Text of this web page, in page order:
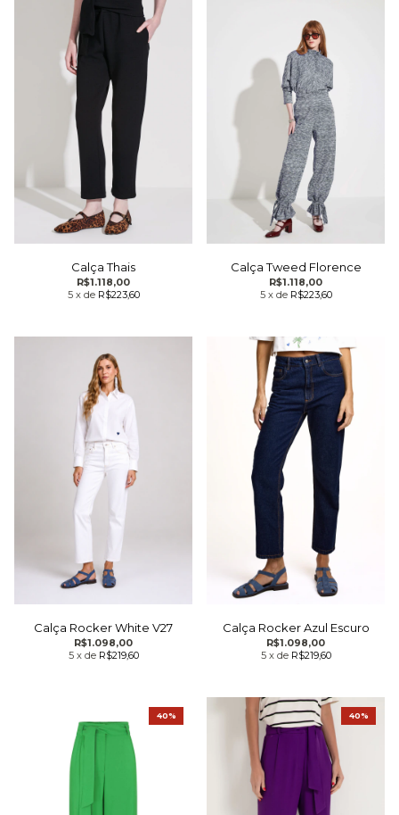
Calça Thais
R$1.118,00
5 x de R$223,60
Calça Tweed Florence
R$1.118,00
5 x de R$223,60
Calça Rocker White V27
R$1.098,00
5 x de R$219,60
Calça Rocker Azul Escuro
R$1.098,00
5 x de R$219,60
40% 40%